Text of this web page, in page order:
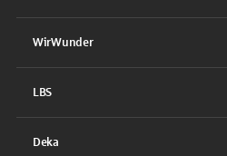
WirWunder
LBS
Deka